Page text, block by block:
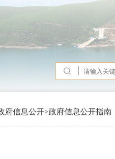
府信息公开>政府信息公开指南